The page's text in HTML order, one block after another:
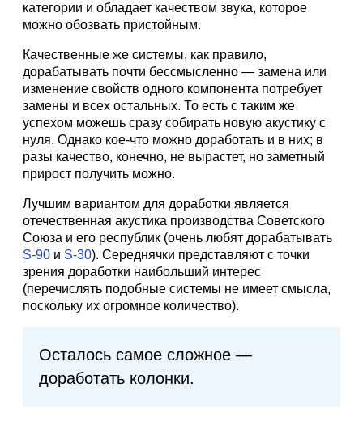
категории и обладает качеством звука, которое
можно обозвать пристойным.
Качественные же системы, как правило,
дорабатывать почти бессмысленно — замена или
изменение свойств одного компонента потребует
замены и всех остальных. То есть с таким же
успехом можешь сразу собирать новую акустику с
нуля. Однако кое-что можно доработать и в них; в
разы качество, конечно, не вырастет, но заметный
прирост получить можно.
Лучшим вариантом для доработки является
отечественная акустика производства Советского
Союза и его республик (очень любят дорабатывать
S-90 и S-30). Середнячки представляют с точки
зрения доработки наибольший интерес
(перечислять подобные системы не имеет смысла,
поскольку их огромное количество).
Осталось самое сложное —
доработать колонки.